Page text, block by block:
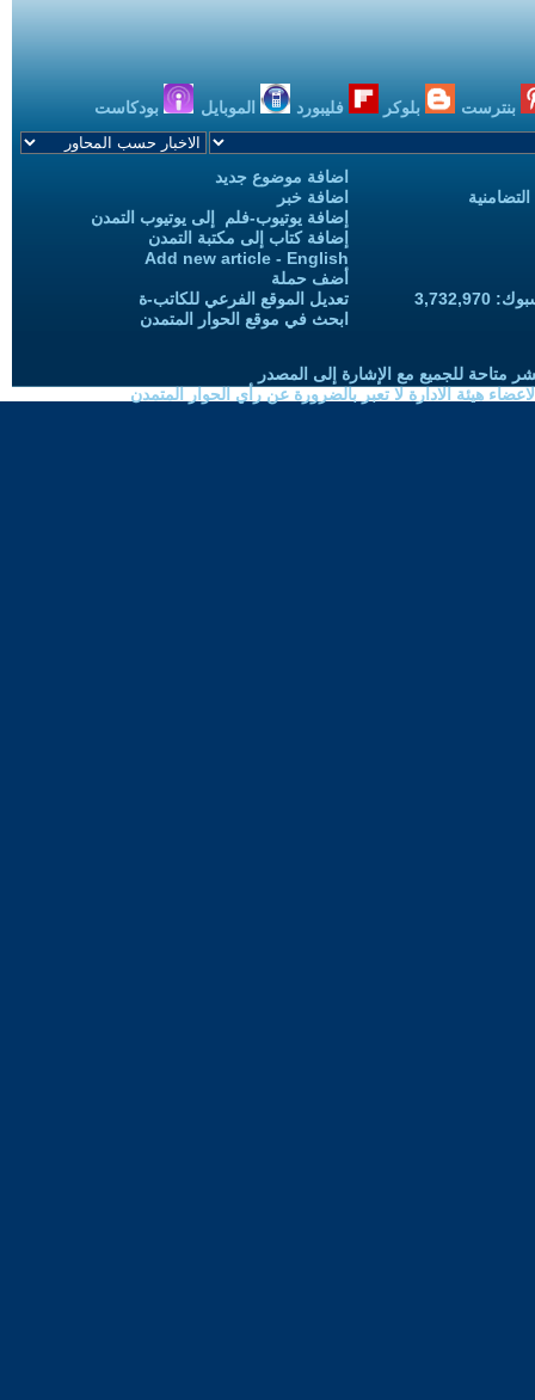
بنترست بلوكر فليبورد الموبايل بودكاست
اضافة موضوع جديد
اضافة خبر
إضافة يوتيوب-فلم إلى يوتيوب التمدن
إضافة كتاب إلى مكتبة التمدن
Add new article - English
أضف حملة
تعديل الموقع الفرعي للكاتب-ة
ابحث في موقع الحوار المتمدن
متاحة للجميع مع الإشارة إلى المصدر
هيئة الادارة لا تعبر بالضرورة عن رأي الحوار المتمدن